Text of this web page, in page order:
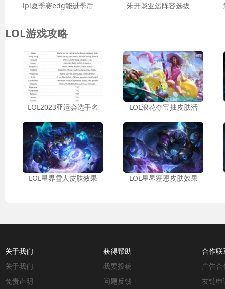
lpl夏季赛edg能进季后 朱开谈亚运阵容选拔
LOL游戏攻略
LOL2023亚运会选手名 LOL浪花夺宝抽皮肤活
LOL星界雪人皮肤效果 LOL星界塞恩皮肤效果
关于我们
关于我们
免责声明
获得帮助
我要投稿
问题反馈
合作联
广告合
友链申